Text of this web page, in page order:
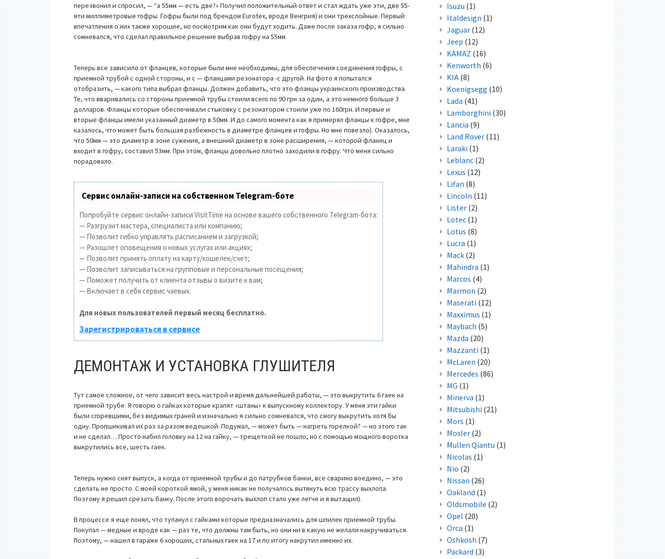
перезвонил и спросил, — “а 55мм — есть две?» Получил положительный ответ и стал ждать уже эти, две 55-
яти миллиметровые гофры. Гофры были под брендом Eurotex, вроде Венгрия) и они трехслойные. Первый
впечатления о них также хорошие, но посмотрим как они будут ходить. Даже после заказа гофр, я сильно
сомневался, что сделал правильное решение выбрав гофру на 55мм.
Теперь все зависило от фланцев, которые были мне необходимы, для обеспечения соединения гофры, с
приемной трубой с одной стороны, и с — фланцами резонатора -с другой. На фото я попытался
отобразить, — какого типа выбрал фланцы. Должен добавить, что это фланцы украинского производства.
Те, что вваривались со стороны приемной трубы стоили всего по 90 грн за один, а это немного больше 3
долларов. Фланцы которые обеспечивали стыковку с резонатором стоили уже по 160грн. И первые и
вторые фланцы имели указанный диаметр в 50мм. И до самого момента как я примерял фланцы к гофре, мне
казалось, что может быть большая разбежность в диаметре фланцев и гофры. Но мне повезло). Оказалось,
что 50мм — это диаметр в зоне сужения, а внешний диаметр в зоне расширения, — которой фланец и
входит в гофру, составил 53мм. При этом, фланцы довольно плотно заходили в гофру. Что меня сильно
порадовало.
Сервис онлайн-записи на собственном Telegram-боте
Попробуйте сервис онлайн-записи VisitTime на основе вашего собственного Telegram-бота:
— Разгрузит мастера, специалиста или компанию;
— Позволит гибко управлять расписанием и загрузкой;
— Разошлет оповещения о новых услугах или акциях;
— Позволит принять оплату на карту/кошелек/счет;
— Позволит записываться на групповые и персональные посещения;
— Поможет получить от клиента отзывы о визите к вам;
— Включает в себя сервис чаевых.
Для новых пользователей первый месяц бесплатно.
Зарегистрироваться в сервисе
ДЕМОНТАЖ И УСТАНОВКА ГЛУШИТЕЛЯ
Тут самое сложное, от чего зависит весь настрой и время дальнейшей работы, — это выкрутить 6 гаек на
приемной трубе. Я говорю о гайках которые крапят «штаны» к выпускному коллектору. У меня эти гайки
были сгоревшими, без видимых граней и изначально я сильно сомневался, что смогу выкрутить хотя бы
одну. Пропшикивал их раз за разом ведешкой. Подумал, — может быть — нагреть горелкой? — но этого так
и не сделал… Просто набил головку на 12 на гайку, — трещеткой не пошло, но с помощью мощного воротка
выкрутились все, шесть гаек.
Теперь нужно снят выпуcк, а когда от приемной трубы и до патрубков банки, все сварино воедино, — это
сделать не просто. С моей короткой ямой, у меня никак не получалось вытянуть всю трассу выхлопа.
Поэтому я решил срезать банку. После этого ворочать выхлоп стало уже легче и я вытащил).
В процессе я еще понял, что тупанул с гайками которые предназначались для шпилек приемной трубы.
Покупал — медные и вроде как — раз те, что должны там быть, но они ни в какую не желали накручиваться.
Поэтому, — нашел в гараже 6 хороших, стальных гаек на 17 и по итогу накрутил именно их.
Isuzu (1)
Italdesign (1)
Jaguar(12)
Jeep (12)
KAMAZ (16)
Kenworth (6)
KIA(8)
Koenigsegg (10)
Lada (41)
Lamborghini (30)
Lancia (9)
Land Rover(11)
Laraki (1)
Leblanc(2)
Lexus (12)
Lifan (8)
Lincoln (11)
Lister(2)
Lotec(1)
Lotus (8)
Lucra (1)
Mack(2)
Mahindra (1)
Marcos (4)
Marmon (2)
Maserati (12)
Maxximus (1)
Maybach (5)
Mazda (20)
Mazzanti (1)
McLaren (20)
Mercedes (86)
MG (1)
Minerva (1)
Mitsubishi (21)
Mors (1)
Mosler(2)
Mullen Qiantu (1)
Nicolas (1)
Nio (2)
Nissan (26)
Oakland (1)
Oldsmobile (2)
Opel (20)
Orca (1)
Oshkosh (7)
Packard (3)